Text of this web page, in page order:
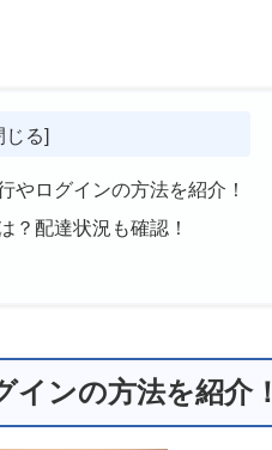
やログインの方法を紹介！
？配達状況も確認！
ンの方法を紹介！